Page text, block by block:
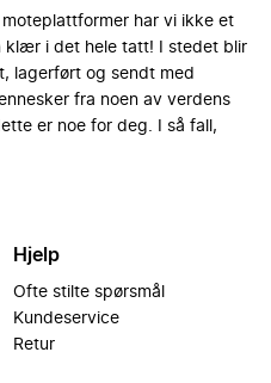
har vi ikke et
klær i det hele tatt! I stedet blir
lagerført og sendt med
fra noen av verdens
er noe for deg. I så fall,
Hjelp
Ofte stilte spørsmål
Kundeservice
Retur